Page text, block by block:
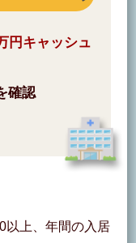
円キャッシュ
確認
以上、年間の入居